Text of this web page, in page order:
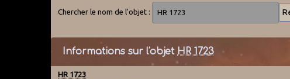
Chercher le nom de l'objet :
Informations sur l'objet HR 1723
HR 1723